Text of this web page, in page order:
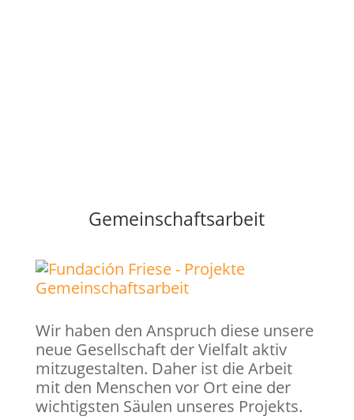
Gemeinschaftsarbeit
Wir haben den Anspruch diese unsere
neue Gesellschaft der Vielfalt aktiv
mitzugestalten. Daher ist die Arbeit
mit den Menschen vor Ort eine der
wichtigsten Säulen unseres Projekts.